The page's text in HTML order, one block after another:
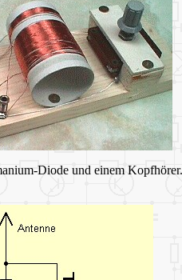
Diode und einem